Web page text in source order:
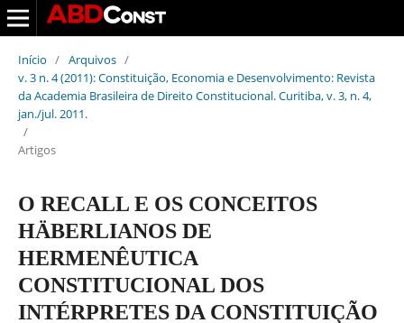
Início / Arquivos /
v. 3 n. 4 (2011): Constituição, Economia e Desenvolvimento: Revista
da Academia Brasileira de Direito Constitucional. Curitiba, v. 3, n. 4,
jan./jul. 2011.
/
Artigos
O RECALL E OS CONCEITOS
HÄBERLIANOS DE
HERMENÊUTICA
CONSTITUCIONAL DOS
INTÉRPRETES DA CONSTITUIÇÃO